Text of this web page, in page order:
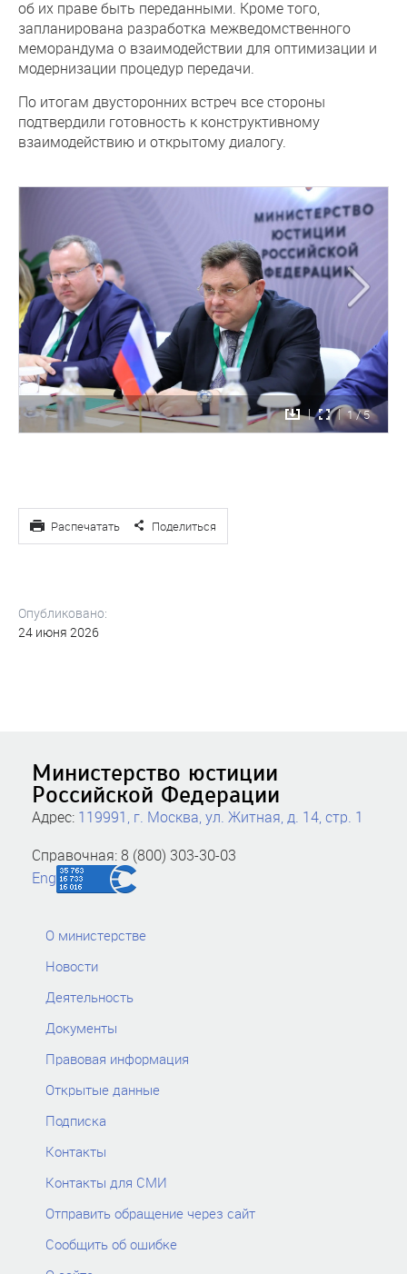
об их праве быть переданными. Кроме того,
запланирована разработка межведомственного
меморандума о взаимодействии для оптимизации и
модернизации процедур передачи.
По итогам двусторонних встреч все стороны
подтвердили готовность к конструктивному
взаимодействию и открытому диалогу.
1 / 5
Распечатать Поделиться
Опубликовано:
24 июня 2026
Министерство юстиции
Российской Федерации
Адрес: 119991, г. Москва, ул. Житная, д. 14, стр. 1
Справочная: 8 (800) 303-30-03
Eng
О министерстве
Новости
Деятельность
Документы
Правовая информация
Открытые данные
Подписка
Контакты
Контакты для СМИ
Отправить обращение через сайт
Сообщить об ошибке